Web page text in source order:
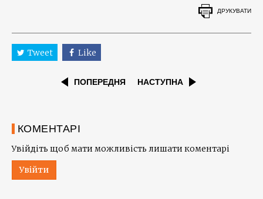
ДРУКУВАТИ
Tweet Like
ПОПЕРЕДНЯ НАСТУПНА
КОМЕНТАРІ
Увійдіть щоб мати можливість лишати коментарі
Увійти